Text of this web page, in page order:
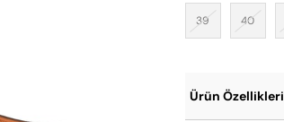
39 40
Ürün Özellikleri